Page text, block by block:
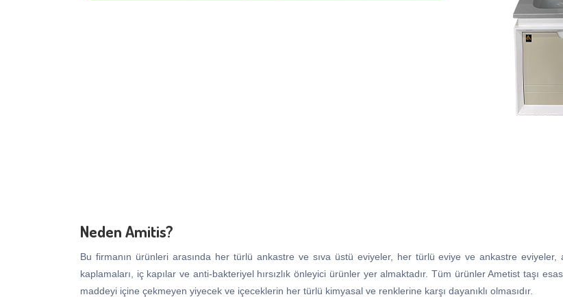
Neden Amitis?
Bu firmanın ürünleri arasında her türlü ankastre ve sıva üstü eviyeler, her türlü eviye ve ankastre
kaplamaları, iç kapılar ve anti-bakteriyel hırsızlık önleyici ürünler yer almaktadır. Tüm ürünler Ametist taşı
maddeyi içine çekmeyen yiyecek ve içeceklerin her türlü kimyasal ve renklerine karşı dayanıklı olmasıdır.